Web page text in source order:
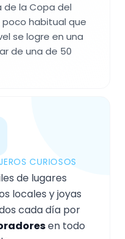
de la Copa del
poco habitual que
se logre en una
de una de 50
CURIOSOS
de lugares
locales y joyas
cada día por
en todo